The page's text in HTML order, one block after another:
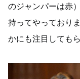
のジャンパーは赤
持ってやっており
かにも注目しても